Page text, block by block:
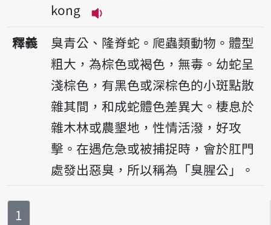
kong
播放音讀tshàu-tshenn-kong/
釋義
臭青公、隆脊蛇。爬蟲類動物。體型
粗大，為棕色或褐色，無毒。幼蛇呈
淺棕色，有黑色或深棕色的小斑點散
雜其間，和成蛇體色差異大。棲息於
雜木林或農墾地，性情活潑，好攻
擊。在遇危急或被捕捉時，會於肛門
處發出惡臭，所以稱為「臭腥公」。
第
1